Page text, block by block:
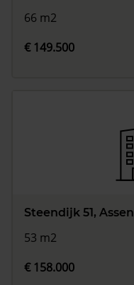
66 m2
€ 149.500
Steendijk 51, Assen
53 m2
€ 158.000